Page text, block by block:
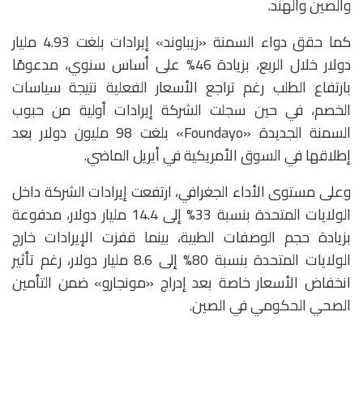
كما حقق دواء السمنة «زيباوند» إيرادات بلغت 4.93 مليار
دولار خلال الربع، بزيادة 46% على أساس سنوي، مدعومًا
بارتفاع الطلب رغم تراجع الأسعار الفعلية نتيجة سياسات
الخصم، في حين سجلت الشركة إيرادات أولية من حبوب
السمنة الجديدة «Foundayo» بلغت 98 مليون دولار بعد
إطلاقها في السوق الأمريكية في أبريل الماضي.
وعلى مستوى الأداء الجغرافي، ارتفعت إيرادات الشركة داخل
الولايات المتحدة بنسبة 33% إلى 14.4 مليار دولار، مدفوعة
بزيادة حجم الوصفات الطبية، بينما قفزت الإيرادات خارج
الولايات المتحدة بنسبة 80% إلى 8.6 مليار دولار، رغم تأثير
انخفاض الأسعار خاصة بعد إدراج «مونجارو» ضمن التأمين
الصحي الحكومي في الصين.